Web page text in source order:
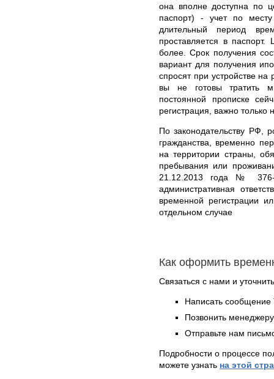
она вполне доступна по
паспорт) - учет по
длительный период
проставляется в
более. Срок получения
вариант для получения
спросят при устройстве
вы не готовы тратить
постоянной прописке
регистрация, важно
По законодательству РФ,
гражданства, временно
на территории страны,
пребывания или
21.12.2013 года № 376-
административная
временной регистрации
отдельном случае
Как оформить
Связаться с нами и
Написать
Позвонить
Отправьте нам
Подробности о процессе
можете узнать на этой